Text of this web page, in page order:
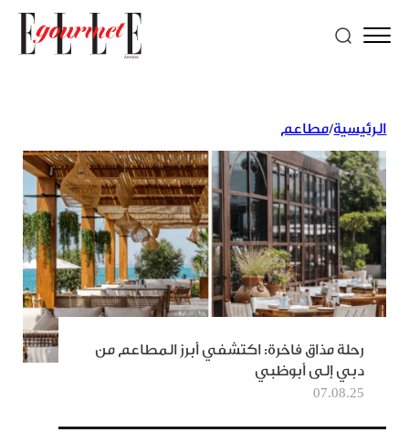
الرئيسية/مطاعم
رحلة مذاق فاخرة: اكتشفي أبرز المطاعم من
دبي إلى أبوظبي
07.08.25